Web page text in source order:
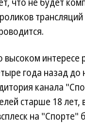
интересе
года назад
канала
старше 18 лет,
на "Спорте"